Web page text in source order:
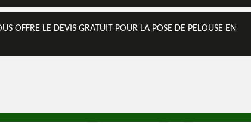
OFFRE LE DEVIS GRATUIT POUR LA POSE DE PELOUSE EN